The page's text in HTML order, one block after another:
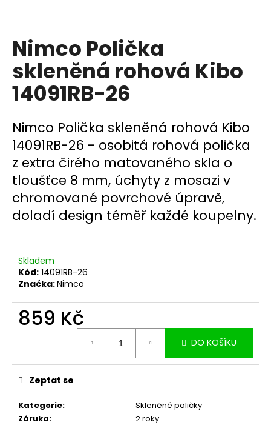
Nimco Polička
skleněná rohová Kibo
14091RB-26
Nimco Polička skleněná rohová Kibo
14091RB-26 - osobitá rohová polička
z extra čirého matovaného skla o
tloušťce 8 mm, úchyty z mosazi v
chromované povrchové úpravě,
doladí design téměř každé koupelny.
Skladem
Kód: 14091RB-26
Značka:Nimco
859 Kč
DO KOŠÍKU
Kategorie:
Skleněné poličky
Záruka:
2 roky
Zeptat se
í
t
?
HLEDAT
D
o
p
r
u
č
u
j
m